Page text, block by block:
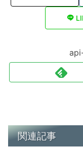
関連記事